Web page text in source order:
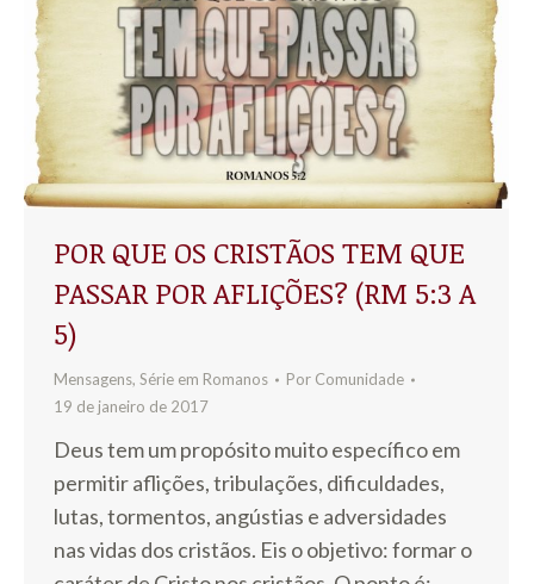
POR QUE OS CRISTÃOS TEM QUE
PASSAR POR AFLIÇÕES? (RM 5:3 A
5)
Mensagens, Série em Romanos Por Comunidade
19 de janeiro de 2017
Deus tem um propósito muito específico em
permitir aflições, tribulações, dificuldades,
lutas, tormentos, angústias e adversidades
nas vidas dos cristãos. Eis o objetivo: formar o